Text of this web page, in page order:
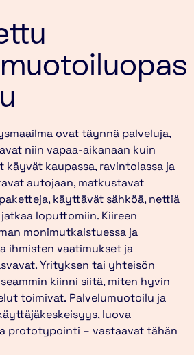
ovat täynnä palveluja,
niin vapaa-aikanaan kuin
käyvät kaupassa, ravintolassa ja
autojaan, matkustavat
käyttävät sähköä, nettiä
loputtomiin. Kiireen
monimutkaistuessa ja
ihmisten vaatimukset ja
Yrityksen tai yhteisön
kiinni siitä, miten hyvin
toimivat. Palvelumuotoilu ja
luova
prototypointi – vastaavat tähän